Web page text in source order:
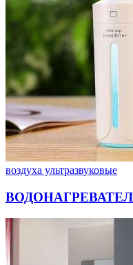
воздуха ультразвуковые